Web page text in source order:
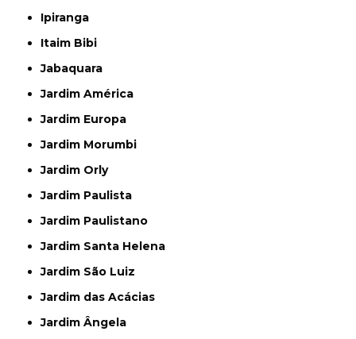
Ipiranga
Itaim Bibi
Jabaquara
Jardim América
Jardim Europa
Jardim Morumbi
Jardim Orly
Jardim Paulista
Jardim Paulistano
Jardim Santa Helena
Jardim São Luiz
Jardim das Acácias
Jardim Ângela